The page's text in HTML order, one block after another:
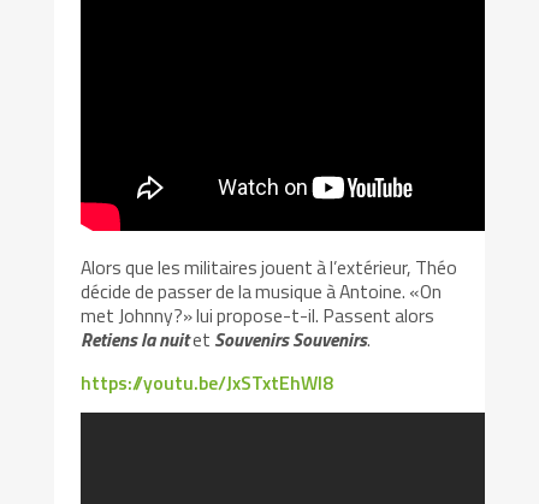
Alors que les militaires jouent à l’extérieur, Théo
décide de passer de la musique à Antoine. «On
met Johnny?» lui propose-t-il. Passent alors
Retiens la nuitet Souvenirs Souvenirs.
https://youtu.be/JxSTxtEhWI8